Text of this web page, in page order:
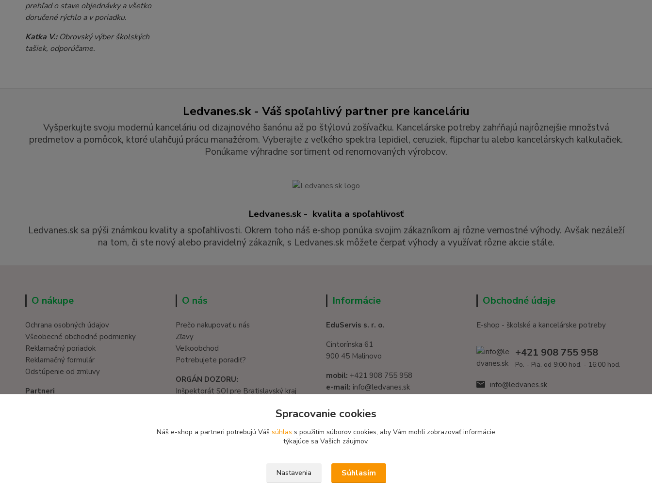
prehľad o stave objednávky a všetko
doručené rýchlo a v poriadku.
Katka V.: Obrovský výber školských
tašiek, odporúčame.
Ledvanes.sk - Váš spoľahlivý partner pre kanceláriu
Vyšperkujte svoju modernú kanceláriu od dizajnového šanónu až po štýlovú zošívačku. Kancelárske potreby zahŕňajú najrôznejšie množstvá
predmetov a pomôcok, ktoré uľahčujú prácu manažérom. Vyberajte z veľkého spektra lepidiel, ceruziek, flipchartu alebo kancelárskych kalkulačiek.
Ponúkame výhradne sortiment od renomovaných výrobcov.
Ledvanes.sk - kvalita a spoľahlivosť
Ledvanes.sk sa pýši známkou kvality a spoľahlivosti. Okrem toho náš e-shop ponúka svojim zákazníkom aj rôzne vernostné výhody. Avšak nezáleží
na tom, či ste nový alebo pravidelný zákazník, s Ledvanes.sk môžete čerpať výhody a využívať rôzne akcie stále.
O nákupe
Ochrana osobných údajov
Všeobecné obchodné podmienky
Reklamačný poriadok
Reklamačný formulár
Odstúpenie od zmluvy
Partneri
O nás
Prečo nakupovať u nás
Zľavy
Veľkoobchod
Potrebujete poradiť?
ORGÁN DOZORU:
Inšpektorát SOI pre Bratislavský kraj
Informácie
EduServis s. r. o.
Cintorínska 61
900 45 Malinovo
mobil: +421 908 755 958
e-mail: info@ledvanes.sk
DIČ:2122156135
Obchodné údaje
E-shop - školské a kancelárske potreby
+421 908 755 958
Po. - Pia. od 9:00 hod. - 16:00 hod.
info@ledvanes.sk
Spracovanie cookies
Náš e-shop a partneri potrebujú Váš súhlas s použitím súborov cookies, aby Vám mohli zobrazovať informácie
týkajúce sa Vašich záujmov.
Nastavenia Súhlasím